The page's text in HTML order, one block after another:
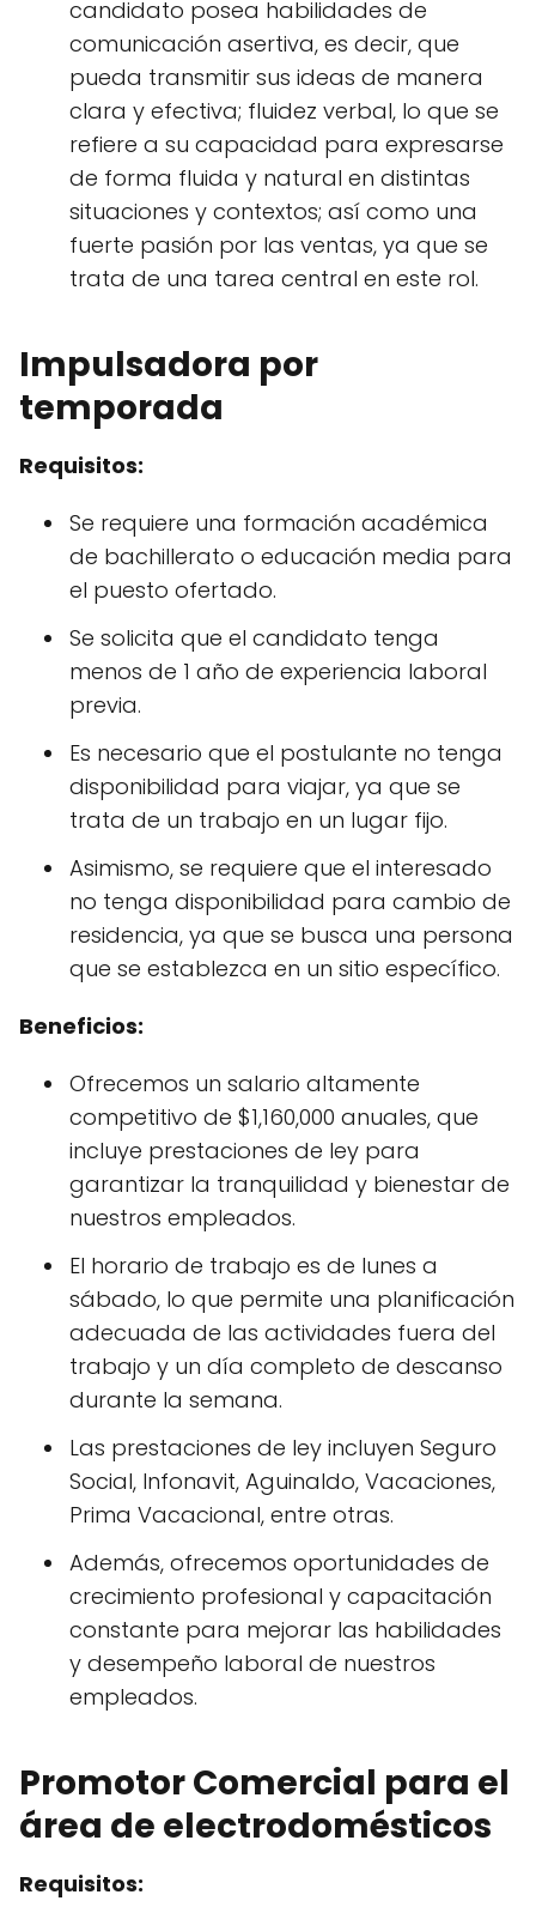
candidato posea habilidades de
comunicación asertiva, es decir, que
pueda transmitir sus ideas de manera
clara y efectiva; fluidez verbal, lo que se
refiere a su capacidad para expresarse
de forma fluida y natural en distintas
situaciones y contextos; así como una
fuerte pasión por las ventas, ya que se
trata de una tarea central en este rol.
Impulsadora por
temporada
Requisitos:
Se requiere una formación académica
de bachillerato o educación media para
el puesto ofertado.
Se solicita que el candidato tenga
menos de 1 año de experiencia laboral
previa.
Es necesario que el postulante no tenga
disponibilidad para viajar, ya que se
trata de un trabajo en un lugar fijo.
Asimismo, se requiere que el interesado
no tenga disponibilidad para cambio de
residencia, ya que se busca una persona
que se establezca en un sitio específico.
Beneficios:
Ofrecemos un salario altamente
competitivo de $1,160,000 anuales, que
incluye prestaciones de ley para
garantizar la tranquilidad y bienestar de
nuestros empleados.
El horario de trabajo es de lunes a
sábado, lo que permite una planificación
adecuada de las actividades fuera del
trabajo y un día completo de descanso
durante la semana.
Las prestaciones de ley incluyen Seguro
Social, Infonavit, Aguinaldo, Vacaciones,
Prima Vacacional, entre otras.
Además, ofrecemos oportunidades de
crecimiento profesional y capacitación
constante para mejorar las habilidades
y desempeño laboral de nuestros
empleados.
Promotor Comercial para el
área de electrodomésticos
Requisitos: